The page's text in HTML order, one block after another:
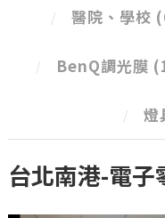
醫院、學校
BenQ調光膜
燈
台北南港-電子